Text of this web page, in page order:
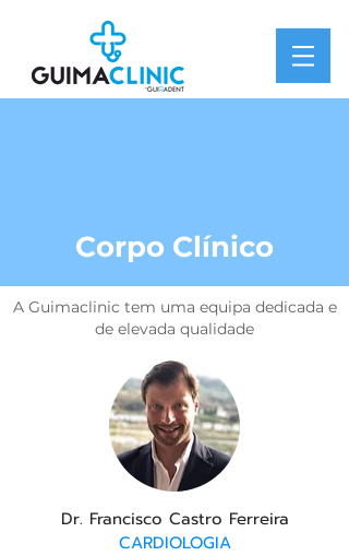
Corpo Clínico
A Guimaclinic tem uma equipa dedicada e
de elevada qualidade
Dr. Francisco Castro Ferreira
CARDIOLOGIA